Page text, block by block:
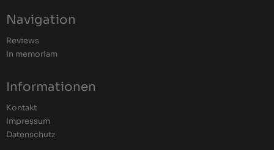
Navigation
Reviews
In memoriam
Informationen
Kontakt
Impressum
Datenschutz